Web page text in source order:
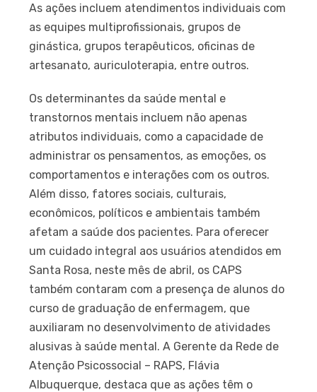
As ações incluem atendimentos individuais com
as equipes multiprofissionais, grupos de
ginástica, grupos terapêuticos, oficinas de
artesanato, auriculoterapia, entre outros.
Os determinantes da saúde mental e
transtornos mentais incluem não apenas
atributos individuais, como a capacidade de
administrar os pensamentos, as emoções, os
comportamentos e interações com os outros.
Além disso, fatores sociais, culturais,
econômicos, políticos e ambientais também
afetam a saúde dos pacientes. Para oferecer
um cuidado integral aos usuários atendidos em
Santa Rosa, neste mês de abril, os CAPS
também contaram com a presença de alunos do
curso de graduação de enfermagem, que
auxiliaram no desenvolvimento de atividades
alusivas à saúde mental. A Gerente da Rede de
Atenção Psicossocial – RAPS, Flávia
Albuquerque, destaca que as ações têm o